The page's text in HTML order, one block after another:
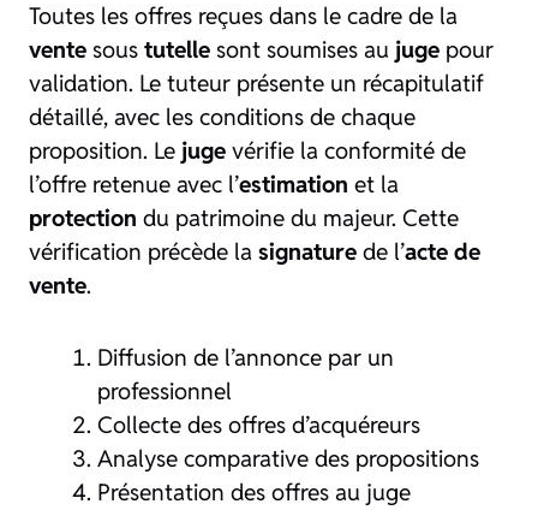
Toutes les offres reçues dans le cadre de la
vente sous tutelle sont soumises au juge pour
validation. Le tuteur présente un récapitulatif
détaillé, avec les conditions de chaque
proposition. Le juge vérifie la conformité de
l’offre retenue avec l’estimation et la
protection du patrimoine du majeur. Cette
vérification précède la signature de l’acte de
vente.
Diffusion de l’annonce par un
professionnel
Collecte des offres d’acquéreurs
Analyse comparative des propositions
Présentation des offres au juge